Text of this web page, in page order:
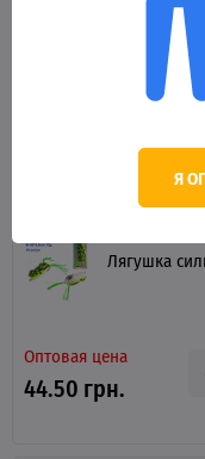
Лягушка
Лягушка
Оптовая цена
44.50 грн.
Я